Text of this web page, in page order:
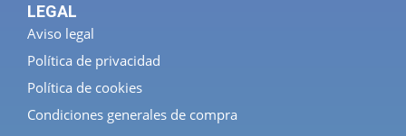
LEGAL
Aviso legal
Política de privacidad
Política de cookies
Condiciones generales de compra